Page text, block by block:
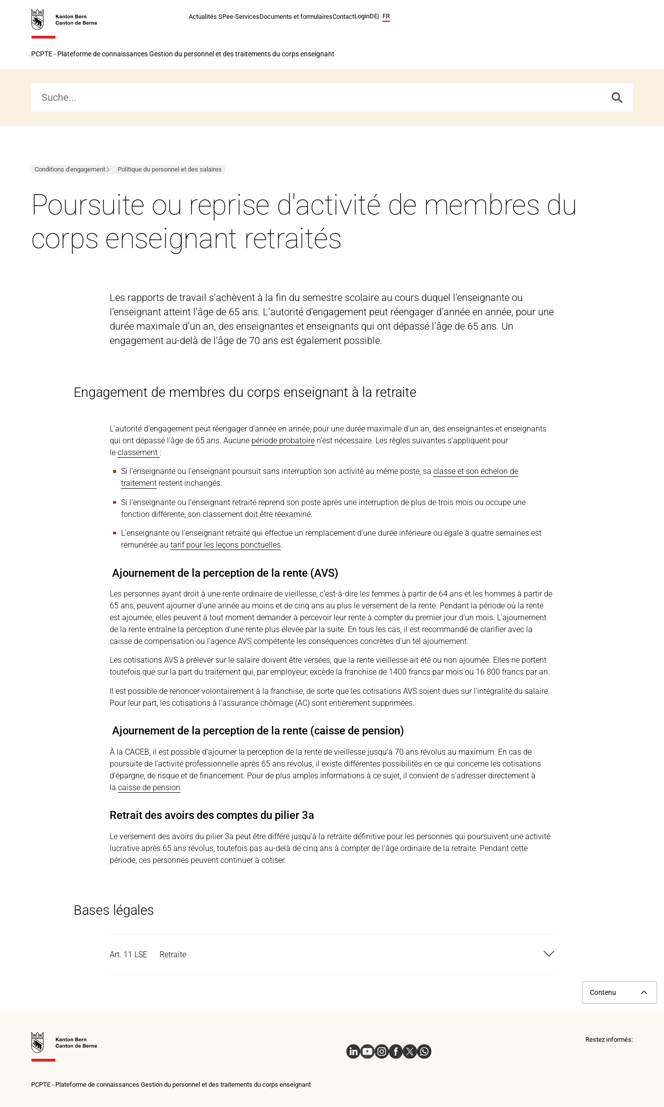
navigation
contenu
page
la
page
Actualités SPee-ServicesDocuments et formulairesContactLoginNavigation
DE FR
PCPTE - Plateforme de connaissances Gestion du personnel et des traitements du corps enseignant
Conditions d'engagement Politique du personnel et des salaires
Poursuite ou reprise d'activité de membres du
corps enseignant retraités
Les rapports de travail s’achèvent à la fin du semestre scolaire au cours duquel l’enseignante ou
l’enseignant atteint l’âge de 65 ans. L’autorité d’engagement peut réengager d’année en année, pour une
durée maximale d’un an, des enseignantes et enseignants qui ont dépassé l’âge de 65 ans. Un
engagement au-delà de l’âge de 70 ans est également possible.
Contenu
Engagement de membres du corps enseignant à la retraite
L’autorité d’engagement peut réengager d’année en année, pour une durée maximale d’un an, des enseignantes et enseignants
qui ont dépassé l’âge de 65 ans. Aucune période probatoire n’est nécessaire. Les règles suivantes s’appliquent pour
leclassement :
Si l’enseignante ou l’enseignant poursuit sans interruption son activité au même poste, saclasse et son échelon de
traitement restent inchangés.
Si l’enseignante ou l’enseignant retraité reprend son poste après une interruption de plus de trois mois ou occupe une
fonction différente, son classement doit être réexaminé.
L’enseignante ou l’enseignant retraité qui effectue un remplacement d’une durée inférieure ou égale à quatre semaines est
rémunérée autarif pour les leçons ponctuelles.
Ajournement de la perception de la rente (AVS)
Les personnes ayant droit à une rente ordinaire de vieillesse, c’est-à-dire les femmes à partir de 64 ans et les hommes à partir de
65 ans, peuvent ajourner d’une année au moins et de cinq ans au plus le versement de la rente. Pendant la période où la rente
est ajournée, elles peuvent à tout moment demander à percevoir leur rente à compter du premier jour d’un mois. L’ajournement
de la rente entraîne la perception d’une rente plus élevée par la suite. En tous les cas, il est recommandé de clarifier avec la
caisse de compensation ou l’agence AVS compétente les conséquences concrètes d’un tel ajournement.
Les cotisations AVS à prélever sur le salaire doivent être versées, que la rente vieillesse ait été ou non ajournée. Elles ne portent
toutefois que sur la part du traitement qui, par employeur, excède la franchise de 1400 francs par mois ou 16 800 francs par an.
Il est possible de renoncer volontairement à la franchise, de sorte que les cotisations AVS soient dues sur l’intégralité du salaire.
Pour leur part, les cotisations à l’assurance chômage (AC) sont entièrement supprimées.
Ajournement de la perception de la rente (caisse de pension)
À la CACEB, il est possible d’ajourner la perception de la rente de vieillesse jusqu’à 70 ans révolus au maximum. En cas de
poursuite de l’activité professionnelle après 65 ans révolus, il existe différentes possibilités en ce qui concerne les cotisations
d’épargne, de risque et de financement. Pour de plus amples informations à ce sujet, il convient de s’adresser directement à
lacaisse de pension.
Retrait des avoirs des comptes du pilier 3a
Le versement des avoirs du pilier 3a peut être différé jusqu’à la retraite définitive pour les personnes qui poursuivent une activité
lucrative après 65 ans révolus, toutefois pas au-delà de cinq ans à compter de l’âge ordinaire de la retraite. Pendant cette
période, ces personnes peuvent continuer à cotiser.
Bases légales
Art. 11 LSE Retraite
Vers
la
page
Restez informés:
PCPTE - Plateforme de connaissances Gestion du personnel et des traitements du corps enseignant